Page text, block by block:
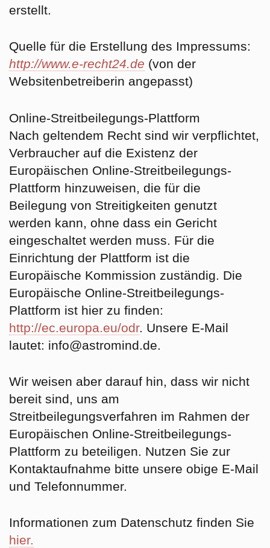
erstellt.
Quelle für die Erstellung des Impressums:
http://www.e-recht24.de (von der
Websitenbetreiberin angepasst)
Online-Streitbeilegungs-Plattform
Nach geltendem Recht sind wir verpflichtet,
Verbraucher auf die Existenz der
Europäischen Online-Streitbeilegungs-
Plattform hinzuweisen, die für die
Beilegung von Streitigkeiten genutzt
werden kann, ohne dass ein Gericht
eingeschaltet werden muss. Für die
Einrichtung der Plattform ist die
Europäische Kommission zuständig. Die
Europäische Online-Streitbeilegungs-
Plattform ist hier zu finden:
http://ec.europa.eu/odr. Unsere E-Mail
lautet: info@astromind.de.
Wir weisen aber darauf hin, dass wir nicht
bereit sind, uns am
Streitbeilegungsverfahren im Rahmen der
Europäischen Online-Streitbeilegungs-
Plattform zu beteiligen. Nutzen Sie zur
Kontaktaufnahme bitte unsere obige E-Mail
und Telefonnummer.
Informationen zum Datenschutz finden Sie
hier.